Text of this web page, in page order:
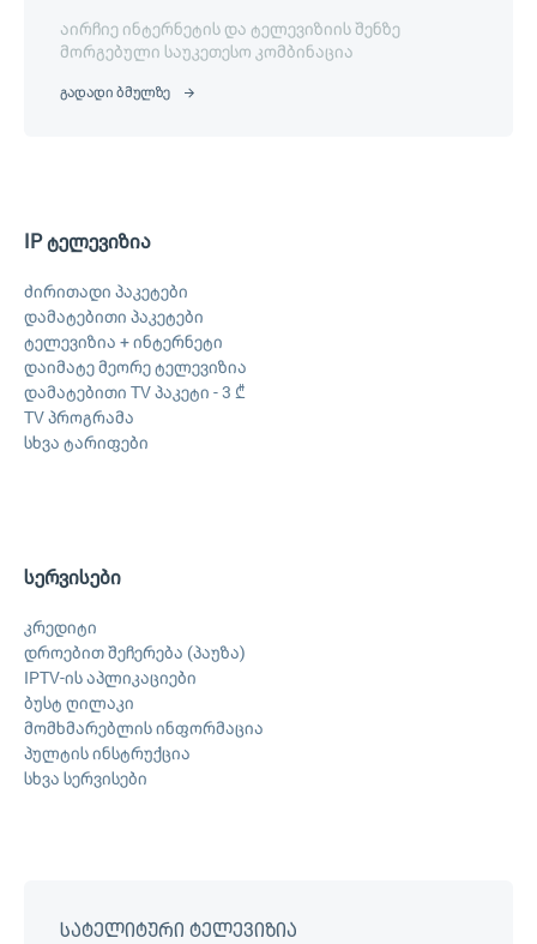
აირჩიე ინტერნეტის და ტელევიზიის შენზე
მორგებული საუკეთესო კომბინაცია
გადადი ბმულზე
IP ტელევიზია
ძირითადი პაკეტები
დამატებითი პაკეტები
ტელევიზია + ინტერნეტი
დაიმატე მეორე ტელევიზია
დამატებითი TV პაკეტი - 3 ₾
TV პროგრამა
სხვა ტარიფები
სერვისები
კრედიტი
დროებით შეჩერება (პაუზა)
IPTV-ის აპლიკაციები
ბუსტ ღილაკი
მომხმარებლის ინფორმაცია
პულტის ინსტრუქცია
სხვა სერვისები
სატელიტური ტელევიზია